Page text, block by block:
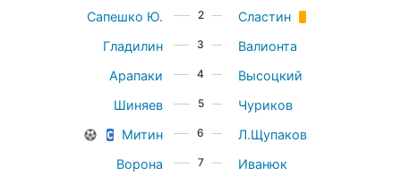
Сапешко Ю.
2
Сластин
Гладилин
3
Валионта
Арапаки
4
Высоцкий
Шиняев
5
Чуриков
Митин
6
Л.Щупаков
Ворона
7
Иванюк